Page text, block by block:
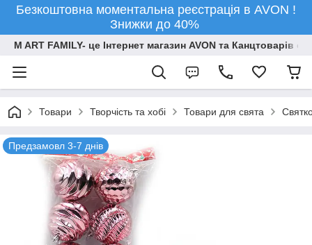
Безкоштовна моментальна реєстрація в AVON !
Знижки до 40%
M ART FAMILY- це Інтернет магазин AVON та Канцтоварів
Товари Творчiсть та хобi Товари для свята
Предзамовл 3-7 днів